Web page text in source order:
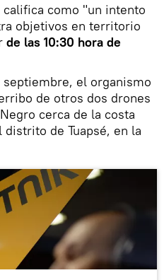
como "un intento
objetivos en territorio
de las 10:30 hora de
el organismo
de otros dos drones
cerca de la costa
de Tuapsé, en la